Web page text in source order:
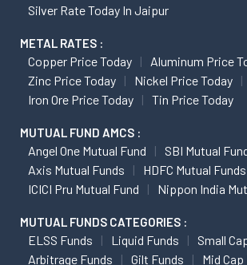
Silver Rate Today In Jaipur
METAL RATES :
Copper Price Today
Aluminum Price
Zinc Price Today
Nickel Price Today
Iron Ore Price Today
Tin Price Today
MUTUAL FUND AMCS :
Angel One Mutual Fund
SBI Mutual
Axis Mutual Funds
HDFC Mutual Funds
ICICI Pru Mutual Fund
Nippon India
MUTUAL FUNDS CATEGORIES :
ELSS Funds Liquid Funds
Small
Arbitrage Funds
Gilt Funds
Mid